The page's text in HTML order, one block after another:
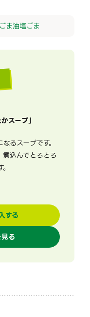
ごま油塩ごま
スープ」
るスープです。
煮込んでとろとろ
する
る